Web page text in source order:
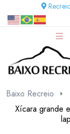
Baixo Recreio
Xícara grande